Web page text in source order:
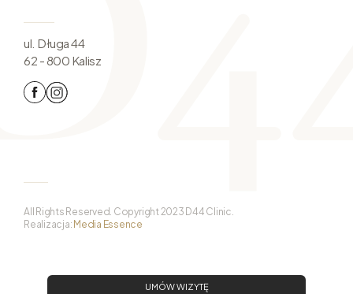
UMÓW WIZYTĘ
ul. Długa 44
62 - 800 Kalisz
All Rights Reserved. Copyright 2023 D44 Clinic.
Realizacja: Media Essence